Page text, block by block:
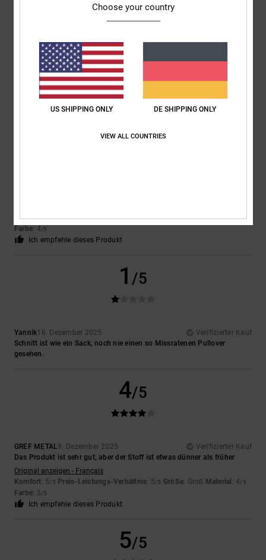
31. Januar 2026
Relativ dünner Stoff und Nähte nicht gut vernäht... Fäden standen ab
Komfort: 5/5 Preis-Leistungs-Verhältnis
Material: 2/5 Farbe: 5/5
Preis-Leistungs-Verhältnis: 4/5 Größe: Perfekte GrößeMaterial: 4/5
Farbe: 4/5
Ich empfehle dieses Produkt
1 /5
Yannik16. Dezember 2025
Verifizierter Kauf
Schnitt ist wie ein Sack, noch nie einen so Missratenen Pullover
gesehen.
4/5
GREF METAL9. Dezember 2025
Verifizierter Kauf
Das Produkt ist sehr gut, aber der Stoff ist etwas dünner als früher
Original anzeigen - Français
Komfort: 5/5 Preis-Leistungs-Verhältnis: 5/5 Größe: Groß Material : 4/5
Farbe: 5/5
Ich empfehle dieses Produkt
5/5
Choose your country
US SHIPPING ONLY DE SHIPPING ONLY
VIEW ALL COUNTRIES